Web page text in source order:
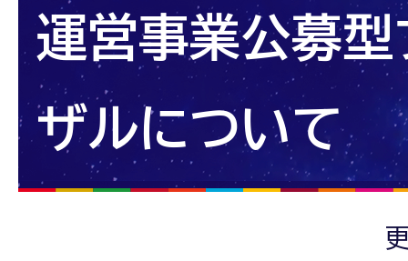
運営事業公募
ザルについて